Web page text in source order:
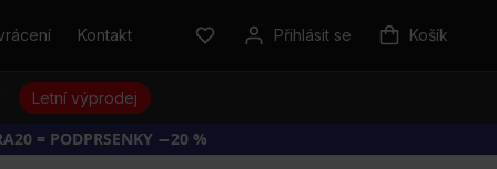
Kontakt Přihlásit se Košík
Letní výprodej
= PODPRSENKY −20 %